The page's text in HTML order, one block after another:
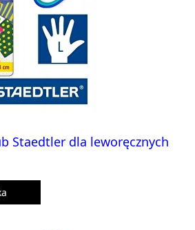
Staedtler dla leworęcznych